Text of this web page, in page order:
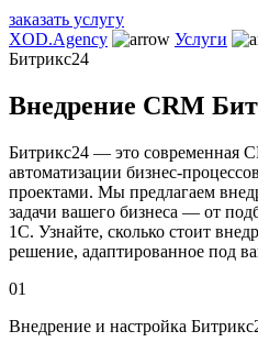
заказать услугу
XOD.Agency
Услуги
Битрикс24
Внедрение CRM
Битрикс24 — это современная
автоматизации бизнес-
проектами. Мы предлагаем
задачи вашего бизнеса — от
1С. Узнайте, сколько стоит
решение, адаптированное под
01
Внедрение и настройка